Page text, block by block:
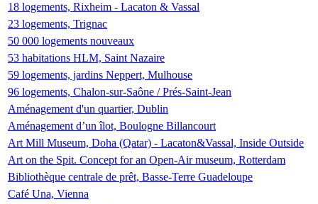
18 logements, Rixheim - Lacaton & Vassal
23 logements, Trignac
50 000 logements nouveaux
53 habitations HLM, Saint Nazaire
59 logements, jardins Neppert, Mulhouse
96 logements, Chalon-sur-Saône / Prés-Saint-Jean
Aménagement d'un quartier, Dublin
Aménagement d’un îlot, Boulogne Billancourt
Art Mill Museum, Doha (Qatar) - Lacaton&Vassal, Inside Outside
Art on the Spit. Concept for an Open-Air museum, Rotterdam
Bibliothèque centrale de prêt, Basse-Terre Guadeloupe
Café Una, Vienna